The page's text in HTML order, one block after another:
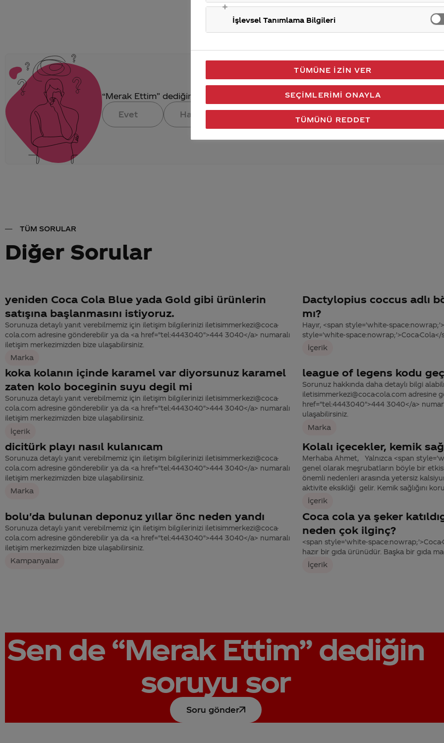
“Merak Ettim” dediğin konuya verdiğimiz cevap aklındaki soru işaretlerini giderdi
Evet
Hayır
TÜM SORULAR
Diğer Sorular
yeniden Coca Cola Blue yada Gold gibi ürünlerin
satışına başlanmasını istiyoruz.
Sorunuza detaylı yanıt verebilmemiz için iletişim bilgilerinizi iletisimmerkezi@coca-
cola.com adresine gönderebilir ya da <a href="tel:4443040">444 3040</a> numaralı
iletişim merkezimizden bize ulaşabilirsiniz.
Marka
Dactylopius coccus adlı
mı?
Hayır, <span style='white-
style='white-space:nowrap;'>Coca-
İçerik
koka kolanın içinde karamel var diyorsunuz karamel
zaten kolo boceginin suyu degil mi
Sorunuza detaylı yanıt verebilmemiz için iletişim bilgilerinizi iletisimmerkezi@coca-
cola.com adresine gönderebilir ya da <a href="tel:4443040">444 3040</a> numaralı
iletişim merkezimizden bize ulaşabilirsiniz.
İçerik
league of legens kodu
Sorunuz hakkında daha detaylı bilgi
iletisimmerkezi@coca-cola.com adresine
href="tel:4443040">444 3040</a>
ulaşabilirsiniz.
Marka
dicitürk playı nasıl kulanıcam
Sorunuza detaylı yanıt verebilmemiz için iletişim bilgilerinizi iletisimmerkezi@coca-
cola.com adresine gönderebilir ya da <a href="tel:4443040">444 3040</a> numaralı
iletişim merkezimizden bize ulaşabilirsiniz.
Marka
Kolalı içecekler, kemik
Merhaba Ahmet, Yalnızca <span
genel olarak meşrubatların böyle bir
önemli nedenleri arasında yetersiz
aktivite eksikliği gelir. Kemik sağlığını
İçerik
bolu'da bulunan deponuz yıllar önc neden yandı
Sorunuza detaylı yanıt verebilmemiz için iletişim bilgilerinizi iletisimmerkezi@coca-
cola.com adresine gönderebilir ya da <a href="tel:4443040">444 3040</a> numaralı
iletişim merkezimizden bize ulaşabilirsiniz.
Kampanyalar
Coca cola ya şeker
neden çok ilginç?
<span style='white-
hazır bir gıda ürünüdür. Başka bir gıda
İçerik
Sen de “Merak Ettim”dediğin
soruyu sor
Soru gönder
İşlevsel Tanımlama Bilgileri
TÜMÜNE İZIN VER
TÜMÜNÜ REDDET
SEÇIMLERIMI ONAYLA